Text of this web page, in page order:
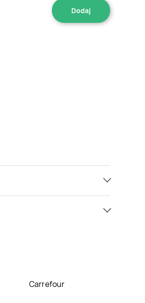
ofert Świeca
Carrefour